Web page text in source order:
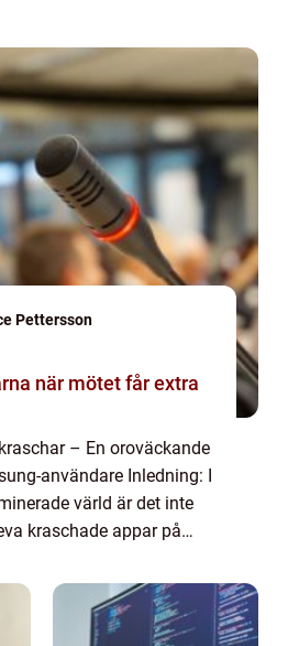
Pettersson
extra
– En oroväckande
användare Inledning: I
värld är det inte
kraschade appar på
på ett allvarlig...